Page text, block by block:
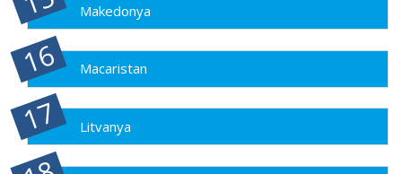
Makedonya
Macaristan
Litvanya